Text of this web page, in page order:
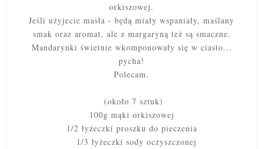
orkiszowej.
Jeśli użyjecie masła - będą miały wspaniały, maślany
smak oraz aromat, ale z margaryną też są smaczne.
Mandarynki świetnie wkomponowały się w ciasto...
pycha!
Polecam.
(około 7 sztuk)
100g mąki orkiszowej
1/2 łyżeczki proszku do pieczenia
1/3 łyżeczki sody oczyszczonej